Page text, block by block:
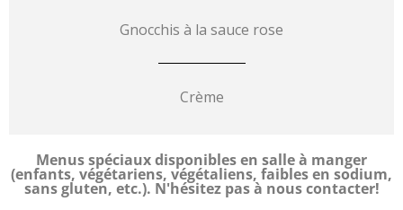
Gnocchis à la sauce rose
Crème
Menus spéciaux disponibles en salle à manger
(enfants, végétariens, végétaliens, faibles en sodium,
sans gluten, etc.). N'hésitez pas à nous contacter!